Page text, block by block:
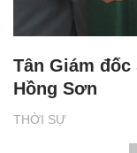
THỜI SỰ
Tân Giám đốc
Hồng Sơn